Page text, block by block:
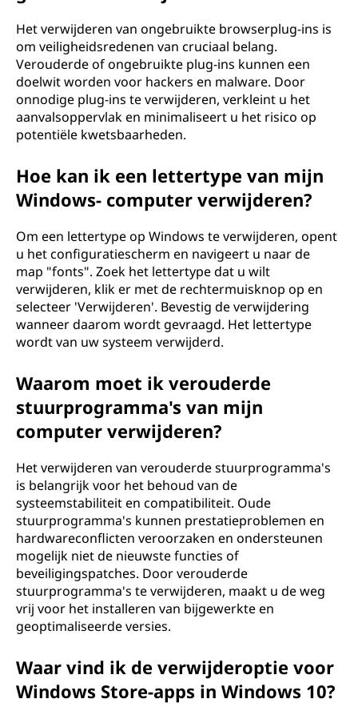
Het verwijderen van ongebruikte browserplug-ins is
om veiligheidsredenen van cruciaal belang.
Verouderde of ongebruikte plug-ins kunnen een
doelwit worden voor hackers en malware. Door
onnodige plug-ins te verwijderen, verkleint u het
aanvalsoppervlak en minimaliseert u het risico op
potentiële kwetsbaarheden.
Hoe kan ik een lettertype van mijn
Windows- computer verwijderen?
Om een lettertype op Windows te verwijderen, opent
u het configuratiescherm en navigeert u naar de
map "fonts". Zoek het lettertype dat u wilt
verwijderen, klik er met de rechtermuisknop op en
selecteer 'Verwijderen'. Bevestig de verwijdering
wanneer daarom wordt gevraagd. Het lettertype
wordt van uw systeem verwijderd.
Waarom moet ik verouderde
stuurprogramma's van mijn
computer verwijderen?
Het verwijderen van verouderde stuurprogramma's
is belangrijk voor het behoud van de
systeemstabiliteit en compatibiliteit. Oude
stuurprogramma's kunnen prestatieproblemen en
hardwareconflicten veroorzaken en ondersteunen
mogelijk niet de nieuwste functies of
beveiligingspatches. Door verouderde
stuurprogramma's te verwijderen, maakt u de weg
vrij voor het installeren van bijgewerkte en
geoptimaliseerde versies.
Waar vind ik de verwijderoptie voor
Windows Store-apps in Windows 10?